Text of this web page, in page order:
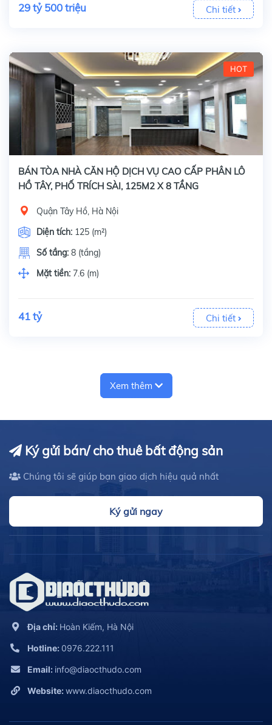
29 tỷ 500 triệu Chi tiết
HOT
BÁN TÒA NHÀ CĂN HỘ DỊCH VỤ CAO CẤP PHÂN LÔ
HỒ TÂY, PHỐ TRÍCH SÀI, 125M2 X 8 TẦNG
Quận Tây Hồ, Hà Nội
Diện tích: 125 (m²)
Số tầng: 8 (tầng)
Mặt tiền: 7.6 (m)
41 tỷ Chi tiết
Xem thêm
Ký gửi bán/ cho thuê bất động sản
Chúng tôi sẽ giúp bạn giao dịch hiệu quả nhất
Ký gửi ngay
Địa chỉ: Hoàn Kiếm, Hà Nội
Hotline: 0976.222.111
Email: info@diaocthudo.com
Website:www.diaocthudo.com